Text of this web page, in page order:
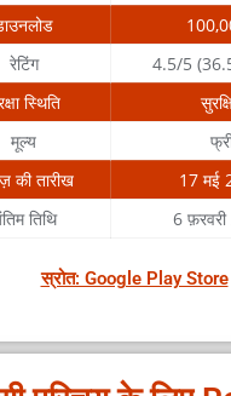
रेटिंग
4.5/5
स्थिति
मूल्य
की तारीख
17 मई
तिथि
6
स्रोत: Google Play Store